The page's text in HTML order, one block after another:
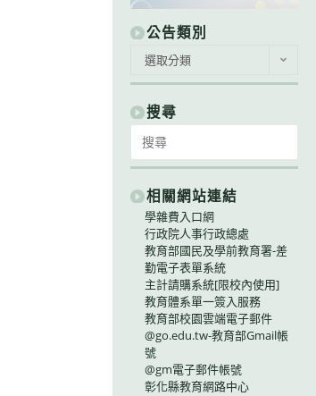
公告類別
類
別
選取分類
搜尋
for:
相關網站連結
學雜費入口網
行政院人事行政總處
教育部國民及學前教育署-差
勤電子表單系統
主計請購系統[限校內使用]
教育體系單一簽入服務
教育部校園雲端電子郵件
@go.edu.tw-教育部Gmail帳
號
@gm電子郵件帳號
彰化縣教育網路中心